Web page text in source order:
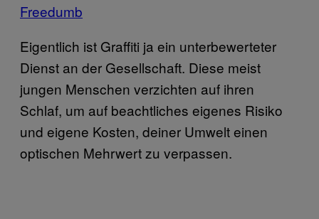
Freedumb
Eigentlich ist Graffiti ja ein unterbewerteter
Dienst an der Gesellschaft. Diese meist
jungen Menschen verzichten auf ihren
Schlaf, um auf beachtliches eigenes Risiko
und eigene Kosten, deiner Umwelt einen
optischen Mehrwert zu verpassen.